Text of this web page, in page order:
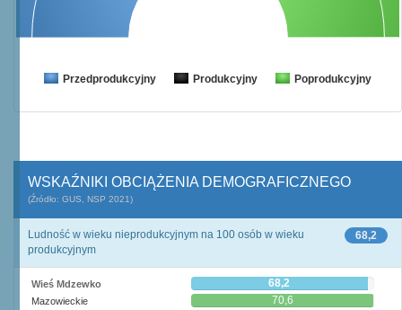
Przedprodukcyjny Produkcyjny Poprodukcyjny
WSKAŹNIKI OBCIĄŻENIA DEMOGRAFICZNEGO
(Źródło: GUS, NSP 2021)
68,2
Ludność w wieku nieprodukcyjnym na 100 osób w wieku
produkcyjnym
Wieś Mdzewko 68,2
Mazowieckie 70,6